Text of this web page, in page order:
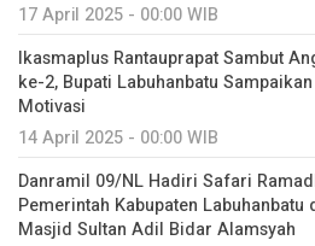
17 April 2025 - 00:00 WIB
Ikasmaplus Rantauprapat Sambut
ke-2, Bupati Labuhanbatu Sampaikan
Motivasi
14 April 2025 - 00:00 WIB
Danramil 09/NL Hadiri Safari
Pemerintah Kabupaten Labuhanbatu
Masjid Sultan Adil Bidar Alamsyah